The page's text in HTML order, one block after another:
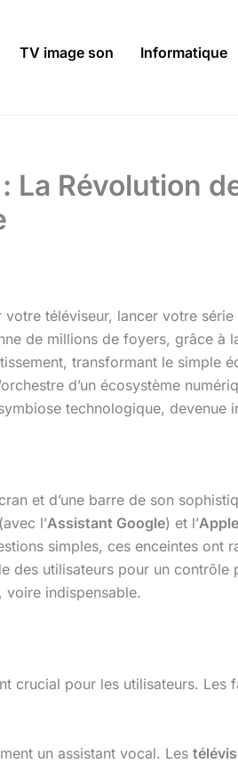
TV image son Informatique
La Révolution
téléviseur, lancer votre
de millions de foyers, grâce à
transformant le simple
d’un écosystème
technologique, devenue
et d’une barre de son
(avec l’Assistant Google) et l’
simples, ces enceintes ont
des utilisateurs pour un contrôle
voire indispensable.
crucial pour les utilisateurs.
un assistant vocal. Les